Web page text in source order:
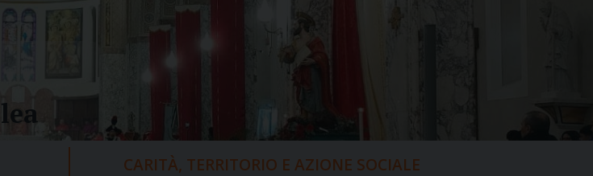
CARITÀ, TERRITORIO E AZIONE SOCIALE